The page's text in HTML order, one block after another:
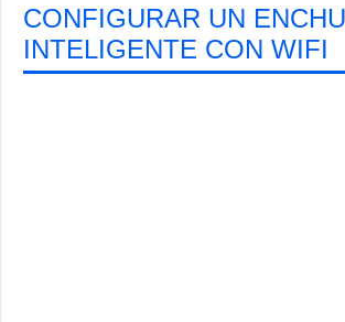
CONFIGURAR UN
INTELIGENTE CON WIFI